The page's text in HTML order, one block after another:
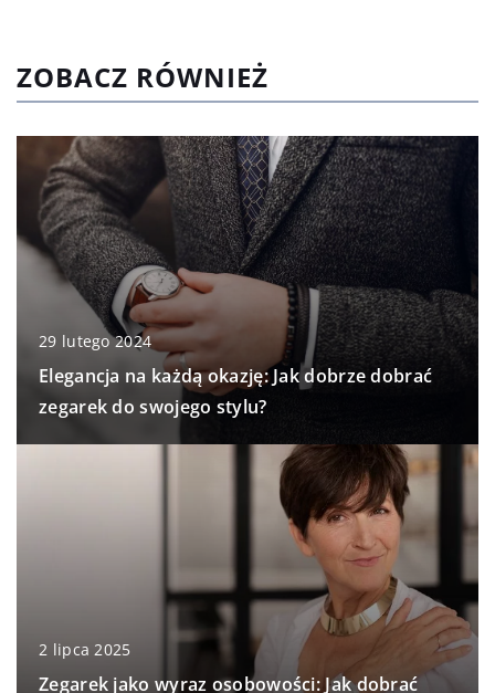
ZOBACZ RÓWNIEŻ
29 lutego 2024
Elegancja na każdą okazję: Jak dobrze dobrać
zegarek do swojego stylu?
2 lipca 2025
Zegarek jako wyraz osobowości: Jak dobrać